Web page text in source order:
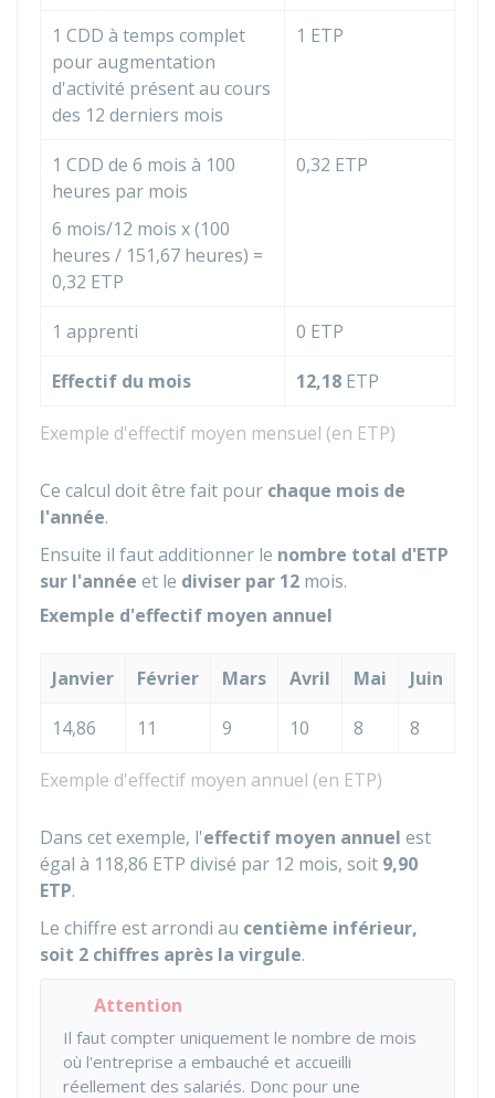
Exemple d'effectif moyen mensuel (en ETP)
1 CDD à temps complet
pour augmentation
d'activité présent au cours
des 12 derniers mois
1 ETP
1 CDD de 6 mois à 100
heures par mois
6 mois/12 mois x (100
heures / 151,67 heures) =
0,32 ETP
0,32 ETP
1 apprenti 0 ETP
Effectif du mois 12,18 ETP
Ce calcul doit être fait pour chaque mois de
l'année.
Ensuite il faut additionner le nombre total d'ETP
sur l'année et le diviser par 12 mois.
Exemple d'effectif moyen annuel
Exemple d'effectif moyen annuel (en ETP)
Janvier Février Mars Avril Mai Juin
14,86 11 9 10 8 8
Dans cet exemple, l'effectif moyen annuel est
égal à 118,86 ETP divisé par 12 mois, soit 9,90
ETP.
Le chiffre est arrondi au centième inférieur,
soit 2 chiffres après la virgule.
Attention
Il faut compter uniquement le nombre de mois
où l'entreprise a embauché et accueilli
réellement des salariés. Donc pour une